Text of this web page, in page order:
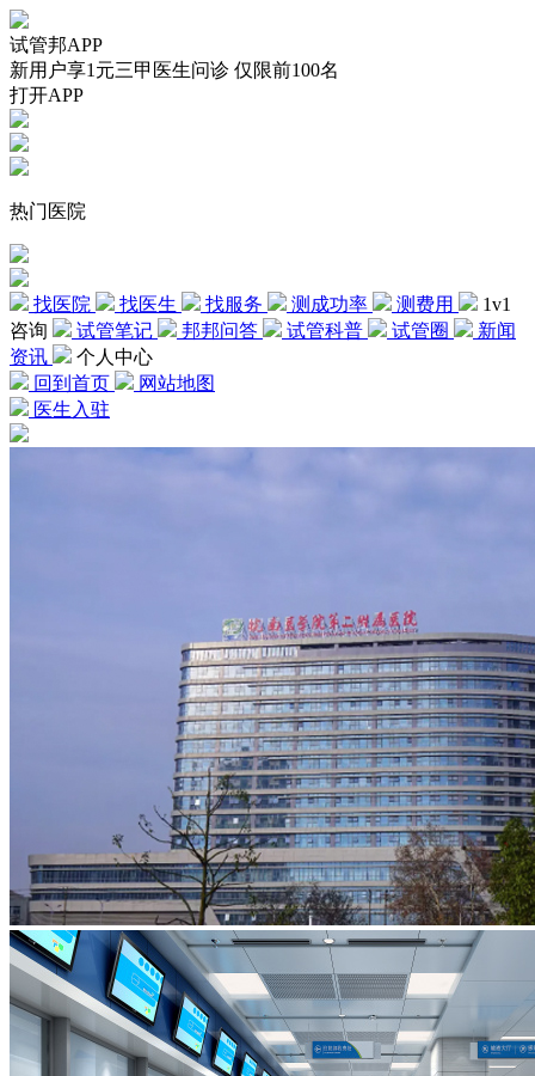
试管邦APP
新用户享1元三甲医生问诊 仅限前100名
打开APP
热门医院
找医院 找医生 找服务 测成功率 测费用
1v1
咨询
试管笔记 邦邦问答 试管科普 试管圈
新闻
资讯
个人中心
回到首页
网站地图
医生入驻